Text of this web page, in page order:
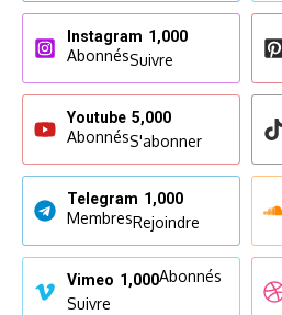
Instagram 1,000
AbonnésSuivre
Youtube 5,000
AbonnésS'abonner
Telegram 1,000
MembresRejoindre
Vimeo 1,000Abonnés
Suivre